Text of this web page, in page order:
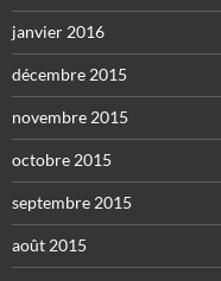
janvier 2016
décembre 2015
novembre 2015
octobre 2015
septembre 2015
août 2015